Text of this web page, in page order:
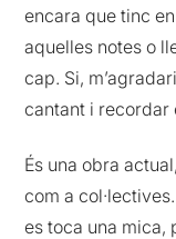
encara que tinc
aquelles notes o
cap. Si,
cantant i recordar
És una obra
com a
es toca una mica,